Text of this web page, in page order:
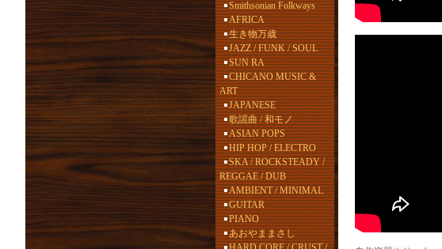
Smithsonian Folkways
AFRICA
生き物万歳
JAZZ / FUNK / SOUL
SUN RA
CHICANO MUSIC &
ART
JAPANESE
歌謡曲 / 和モノ
ASIAN POPS
HIP HOP / ELECTRO
SKA / ROCKSTEADY /
REGGAE / DUB
AMBIENT / MINIMAL
GUITAR
PIANO
あおやままさし